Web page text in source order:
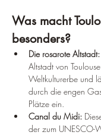
Was macht
besonders?
Die rosarote Altstadt:
Altstadt von
Weltkulturerbe und
durch die engen
Plätze ein.
Canal du Midi:
der zum UNESCO-